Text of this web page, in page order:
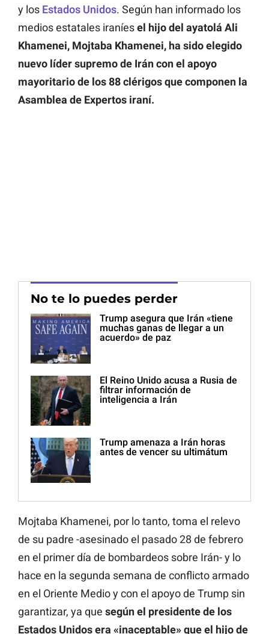
y los Estados Unidos. Según han informado los
medios estatales iraníesel hijo del ayatolá Ali
Khamenei, Mojtaba Khamenei, ha sido elegido
nuevo líder supremo de Irán con el apoyo
mayoritario de los 88 clérigos que componen la
Asamblea de Expertos iraní.
No te lo puedes perder
Trump asegura que Irán «tiene
muchas ganas de llegar a un
acuerdo» de paz
El Reino Unido acusa a Rusia de
filtrar información de
inteligencia a Irán
Trump amenaza a Irán horas
antes de vencer su ultimátum
Mojtaba Khamenei, por lo tanto, toma el relevo
de su padre -asesinado el pasado 28 de febrero
en el primer día de bombardeos sobre Irán- y lo
hace en la segunda semana de conflicto armado
en el Oriente Medio y con el apoyo de Trump sin
garantizar, ya que según el presidente de los
Estados Unidos era «inaceptable» que el hijo de